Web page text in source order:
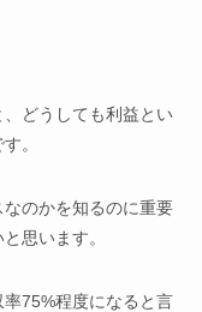
どうしても利益とい
。
のかを知るのに重要
思います。
75%程度になると言